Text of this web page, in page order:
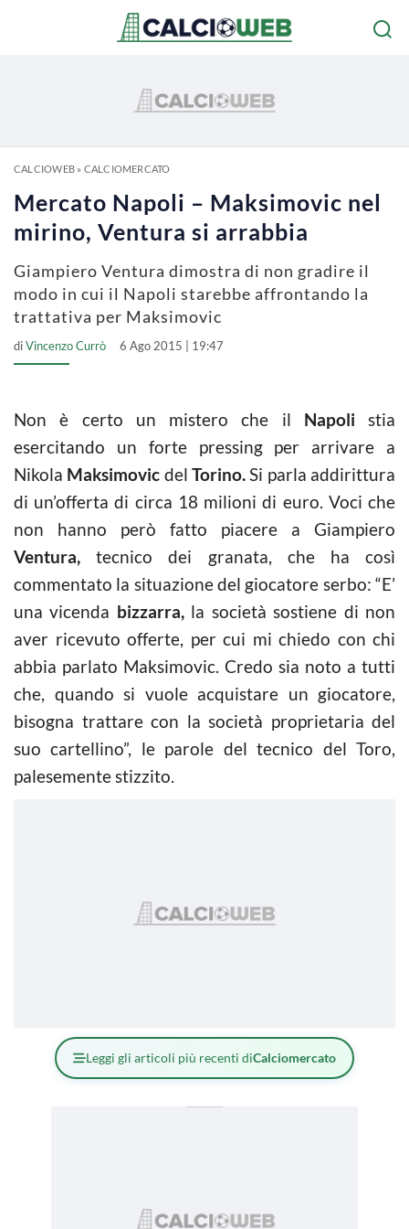
CALCIOWEB» CALCIOMERCATO
Mercato Napoli – Maksimovic nel
mirino, Ventura si arrabbia
Giampiero Ventura dimostra di non gradire il
modo in cui il Napoli starebbe affrontando la
trattativa per Maksimovic
diVincenzo Currò 6 Ago 2015 | 19:47
Non è certo un mistero che il Napoli stia
esercitando un forte pressing per arrivare a
Nikola Maksimovic delTorino.Si parla addirittura
di un’offerta di circa 18 milioni di euro. Voci che
non hanno però fatto piacere a Giampiero
Ventura, tecnico dei granata, che ha così
commentato la situazione del giocatore serbo: “E’
una vicenda bizzarra,la società sostiene di non
aver ricevuto offerte, per cui mi chiedo con chi
abbia parlato Maksimovic. Credo sia noto a tutti
che, quando si vuole acquistare un giocatore,
bisogna trattare con la società proprietaria del
suo cartellino”, le parole del tecnico del Toro,
palesemente stizzito.
Leggi gli articoli più recenti diCalciomercato